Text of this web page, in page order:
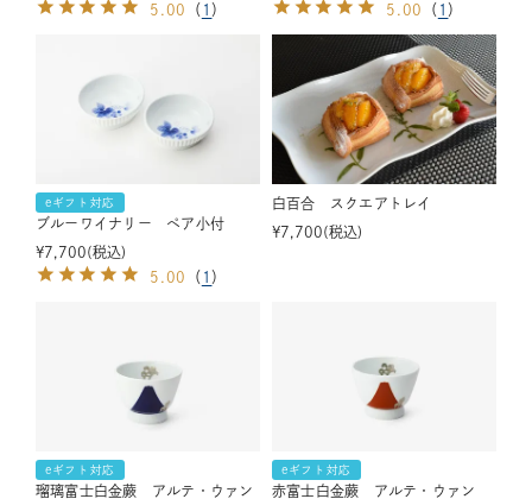
5.00
（ 1 ）
5.00
（ 1 ）
eギフト対応
ブルーワイナリー ペア小付
¥7,700 税込
5.00
（ 1 ）
白百合 スクエアトレイ
¥7,700 税込
eギフト対応
瑠璃富士白金蕨 アルテ・ウァン
eギフト対応
赤富士白金蕨 アルテ・ウァン